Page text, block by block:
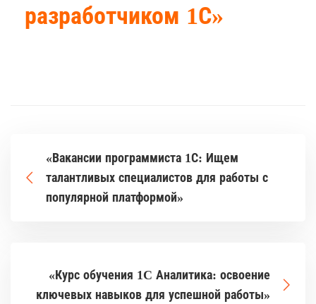
разработчиком 1С»
«Вакансии программиста 1С: Ищем
талантливых специалистов для работы с
популярной платформой»
«Курс обучения 1C Аналитика: освоение
ключевых навыков для успешной работы»